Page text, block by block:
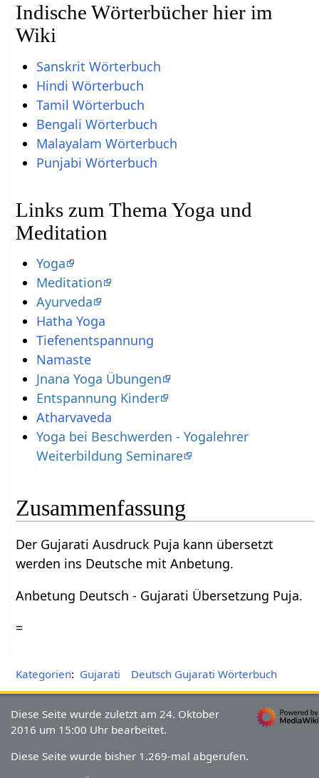
Indische Wörterbücher hier im
Wiki
Sanskrit Wörterbuch
Hindi Wörterbuch
Tamil Wörterbuch
Bengali Wörterbuch
Malayalam Wörterbuch
Punjabi Wörterbuch
Links zum Thema Yoga und
Meditation
Yoga
Meditation
Ayurveda
Hatha Yoga
Tiefenentspannung
Namaste
Jnana Yoga Übungen
Entspannung Kinder
Atharvaveda
Yoga bei Beschwerden - Yogalehrer
Weiterbildung Seminare
Zusammenfassung
Der Gujarati Ausdruck Puja kann übersetzt
werden ins Deutsche mit Anbetung.
Anbetung Deutsch - Gujarati Übersetzung Puja.
=
Kategorien: Gujarati Deutsch Gujarati Wörterbuch
Diese Seite wurde zuletzt am 24. Oktober
2016 um 15:00 Uhr bearbeitet.
Diese Seite wurde bisher 1.269-mal abgerufen.